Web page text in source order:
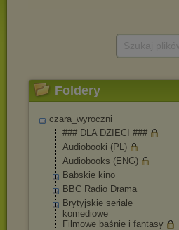
Foldery
czara_wyroczni
### DLA DZIECI ###
Audiobooki (PL)
Audiobooks (ENG)
Babskie kino
BBC Radio Drama
Brytyjskie seriale
komediowe
Filmowe baśnie i fantasy